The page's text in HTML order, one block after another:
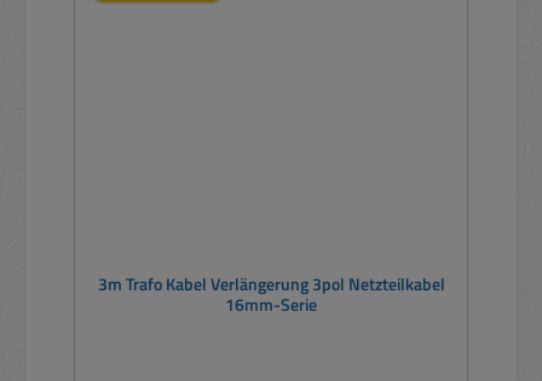
3m Trafo Kabel Verlängerung 3pol Netzteilkabel
16mm-Serie